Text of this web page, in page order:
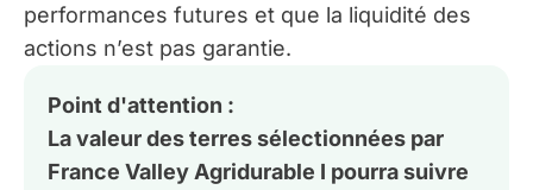
performances futures et que la liquidité des
actions n’est pas garantie.
Point d'attention :
La valeur des terres sélectionnées par
France Valley Agridurable I pourra suivre